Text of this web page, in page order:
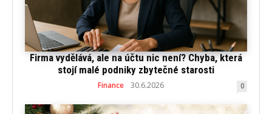
Firma vydělává, ale na účtu nic není? Chyba, která
stojí malé podniky zbytečné starosti
Finance 30.6.2026 0